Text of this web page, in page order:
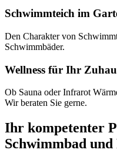
Schwimmteich im
Den Charakter von
Schwimmbäder.
Wellness für Ihr
Ob Sauna oder Infrarot
Wir beraten Sie gerne.
Ihr kompetenter
Schwimmbad und